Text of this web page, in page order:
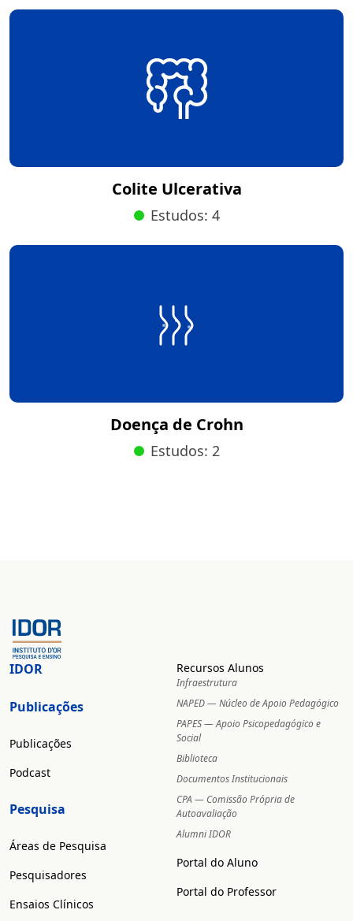
Colite Ulcerativa
Estudos: 4
Doença de Crohn
Estudos: 2
IDOR
Publicações
Publicações
Podcast
Pesquisa
Áreas de Pesquisa
Pesquisadores
Ensaios Clínicos
Recursos Alunos
Infraestrutura
NAPED — Núcleo de Apoio Pedagógico
PAPES — Apoio Psicopedagógico e
Social
Biblioteca
Documentos Institucionais
CPA — Comissão Própria de
Autoavaliação
Alumni IDOR
Portal do Aluno
Portal do Professor